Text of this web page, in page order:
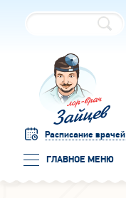
Расписание врачей
ГЛАВНОЕ МЕНЮ